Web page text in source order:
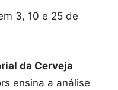
3, 10 e 25 de
da Cerveja
ensina a análise